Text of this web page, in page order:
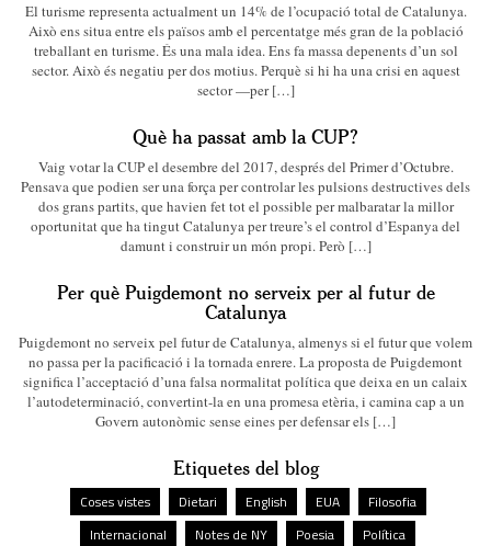
El turisme representa actualment un 14% de l’ocupació total de Catalunya.
Això ens situa entre els països amb el percentatge més gran de la població
treballant en turisme. És una mala idea. Ens fa massa depenents d’un sol
sector. Això és negatiu per dos motius. Perquè si hi ha una crisi en aquest
sector —per […]
Què ha passat amb la CUP?
Vaig votar la CUP el desembre del 2017, després del Primer d’Octubre.
Pensava que podien ser una força per controlar les pulsions destructives dels
dos grans partits, que havien fet tot el possible per malbaratar la millor
oportunitat que ha tingut Catalunya per treure’s el control d’Espanya del
damunt i construir un món propi. Però […]
Per què Puigdemont no serveix per al futur de
Catalunya
Puigdemont no serveix pel futur de Catalunya, almenys si el futur que volem
no passa per la pacificació i la tornada enrere. La proposta de Puigdemont
significa l’acceptació d’una falsa normalitat política que deixa en un calaix
l’autodeterminació, convertint-la en una promesa etèria, i camina cap a un
Govern autonòmic sense eines per defensar els […]
Etiquetes del blog
Coses vistes Dietari English EUA
Filosofia
Internacional
Notes de NY Poesia
Política